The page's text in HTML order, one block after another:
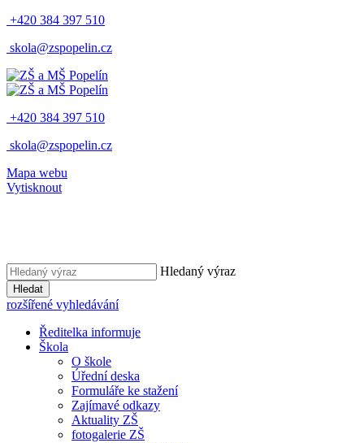
+420 384 397 510
skola@zspopelin.cz
+420 384 397 510
skola@zspopelin.cz
Mapa webu
Vytisknout
Hledaný výraz
Hledat
rozšířené vyhledávání
Ředitelka informuje
Škola
O škole
Úřední deska
Formuláře ke stažení
Zajímavé odkazy
Aktuality ZŠ
fotogalerie ZŠ